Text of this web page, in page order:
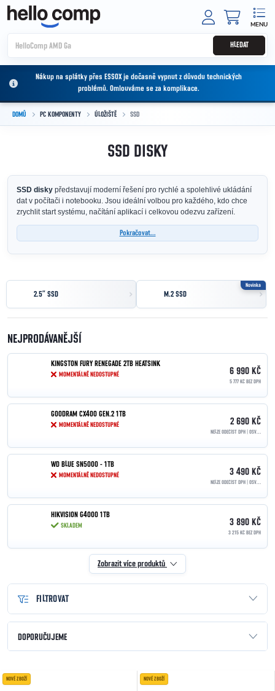
Přejít na obsah
HLEDAT
Nákup na splátky přes ESSOX je dočasně vypnut z důvodu technických
problémů. Omlouváme se za komplikace.
DOMŮ PC KOMPONENTY ÚLOŽIŠTĚ SSD
SSD DISKY
SSD disky představují moderní řešení pro rychlé a spolehlivé ukládání
dat v počítači i notebooku. Jsou ideální volbou pro každého, kdo chce
zrychlit start systému, načítání aplikací i celkovou odezvu zařízení.
Pokračovat...
2.5” SSD M.2 SSD
Novinka
NEJPRODÁVANĚJŠÍ
KINGSTON FURY RENEGADE 2TB HEATSINK
MOMENTÁLNĚ NEDOSTUPNÉ 6 990 KČ
5 777 KČ BEZ DPH
GOODRAM CX400 GEN.2 1TB
MOMENTÁLNĚ NEDOSTUPNÉ 2 690 KČ
WD BLUE SN5000 - 1TB
MOMENTÁLNĚ NEDOSTUPNÉ 3 490 KČ
HIKVISION G4000 1TB
SKLADEM 3 890 KČ
3 215 KČ BEZ DPH
Zobrazit více produktů
FILTROVAT
Řazení produktů
DOPORUČUJEME
NOVÉ ZBOŽÍ NOVÉ ZBOŽÍ